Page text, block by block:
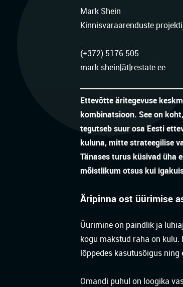
Mark Shein
Kinnisvaraarenduste
(+372) 5176 505
mark.shein[ät]restate.ee
Ettevõtte äritegevuse
kombinatsioon. See on
tegutseb suur osa Eesti
kuluna, mitte strateegilise
Tänases turus küsivad üha
mõistlikum otsus kui
Äripinna ost üürimise
Üürimine on paindlik ja
kogu makstud raha on
lõppedes kasutusõigus ning
Omandi puhul on loogika